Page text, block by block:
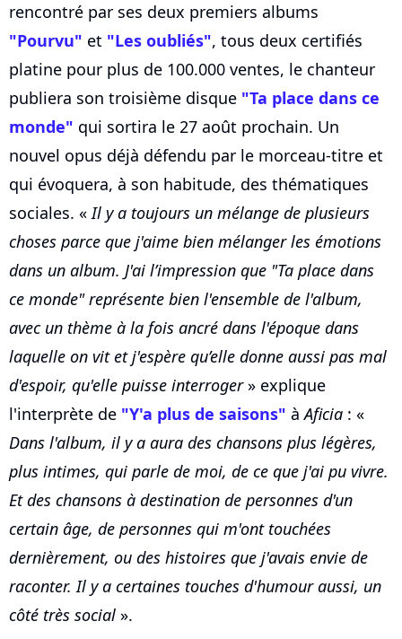
rencontré par ses deux premiers albums
"Pourvu" et "Les oubliés", tous deux certifiés
platine pour plus de 100.000 ventes, le chanteur
publiera son troisième disque "Ta place dans ce
monde" qui sortira le 27 août prochain. Un
nouvel opus déjà défendu par le morceau-titre et
qui évoquera, à son habitude, des thématiques
sociales. «Il y a toujours un mélange de plusieurs
choses parce que j'aime bien mélanger les émotions
dans un album. J'ai l’impression que "Ta place dans
ce monde" représente bien l'ensemble de l'album,
avec un thème à la fois ancré dans l'époque dans
laquelle on vit et j'espère qu’elle donne aussi pas mal
d'espoir, qu'elle puisse interroger» explique
l'interprète de "Y'a plus de saisons" àAficia : «
Dans l'album, il y a aura des chansons plus légères,
plus intimes, qui parle de moi, de ce que j'ai pu vivre.
Et des chansons à destination de personnes d'un
certain âge, de personnes qui m'ont touchées
dernièrement, ou des histoires que j'avais envie de
raconter. Il y a certaines touches d'humour aussi, un
côté très social ».